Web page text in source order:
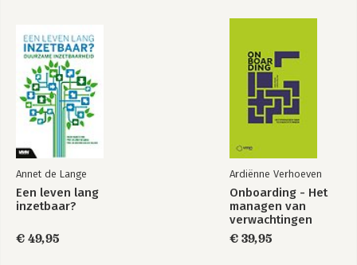
Annet de Lange
Een leven lang
inzetbaar?
€ 49,95
Ardiënne Verhoeven
Onboarding - Het
managen van
verwachtingen
€ 39,95